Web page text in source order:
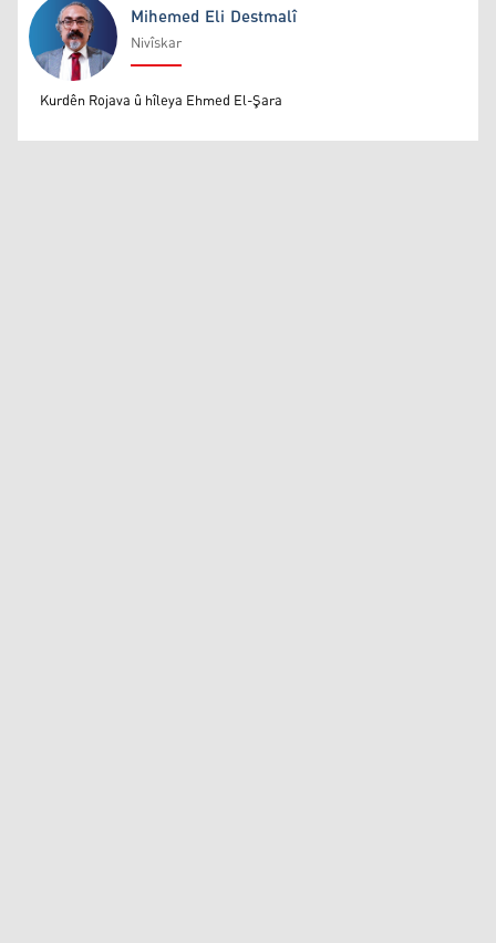
Mihemed Eli Destmalî
Mihemed Eli Destmalî
Nivîskar
Kurdên Rojava û hîleya Ehmed El-Şara